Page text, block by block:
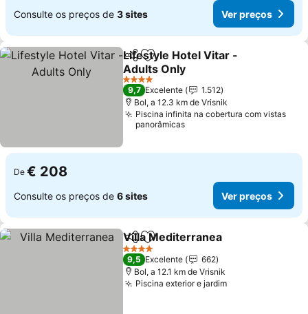
Consulte os preços de 3 sites Ver preços
PartilharAdicionar aos favoritos
Lifestyle Hotel Vitar -
Adults Only
Ver preços
4 Estrelas
9,7 Excelente
1.512
Bol, a 12.3 km de Vrisnik
Piscina infinita na cobertura com vistas
panorâmicas
De € 208
Consulte os preços de 6 sites Ver preços
PartilharAdicionar aos favoritos
Villa Mediterranea
4 Estrelas
9,5 Excelente
662
Bol, a 12.1 km de Vrisnik
Piscina exterior e jardimVer preços